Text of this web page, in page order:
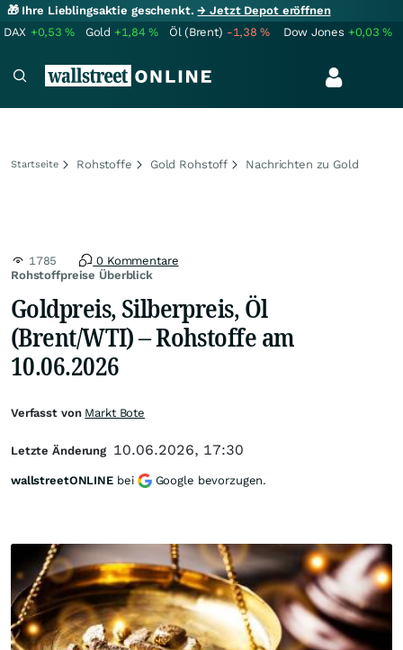
🎁 Ihre Lieblingsaktie geschenkt.→ Jetzt Depot eröffnen
DAX +0,53% Gold +1,84% Öl (Brent) -1,38% Dow Jones +0,03%
Startseite Rohstoffe Gold Rohstoff Nachrichten zu Gold
Rohstoffpreise Überblick
1785 0 Kommentare
Goldpreis, Silberpreis, Öl
(Brent/WTI) – Rohstoffe am
10.06.2026
Verfasst von Markt Bote
Letzte Änderung 10.06.2026, 17:30
wallstreetONLINE bei Google bevorzugen.